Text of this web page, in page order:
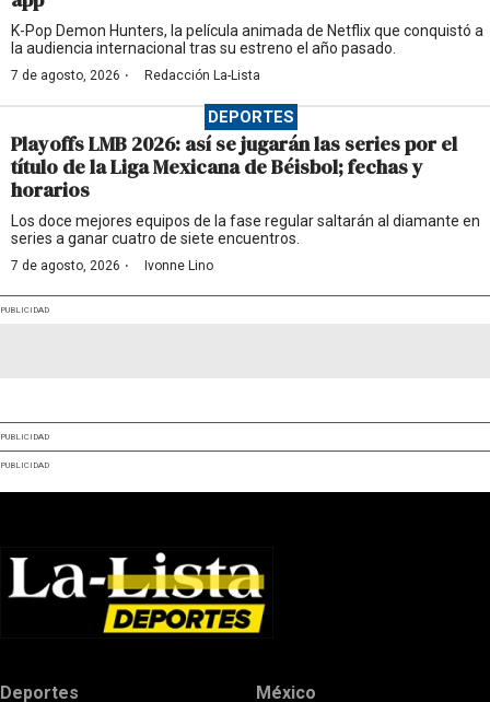
K-Pop Demon Hunters, la película animada de Netflix que conquistó a
la audiencia internacional tras su estreno el año pasado.
7 de agosto, 2026 · Redacción La-Lista
DEPORTES
Playoffs LMB 2026: así se jugarán las series por el
título de la Liga Mexicana de Béisbol; fechas y
horarios
Los doce mejores equipos de la fase regular saltarán al diamante en
series a ganar cuatro de siete encuentros.
7 de agosto, 2026 · Ivonne Lino
PUBLICIDAD
PUBLICIDAD
PUBLICIDAD
Deportes México